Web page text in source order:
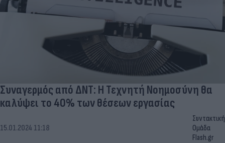
Συναγερμός από ΔΝΤ: Η Τεχνητή Νοημοσύνη θα
καλύψει το 40% των θέσεων εργασίας
15.01.2024 11:18
Συντακτική
Ομάδα
Flash.gr